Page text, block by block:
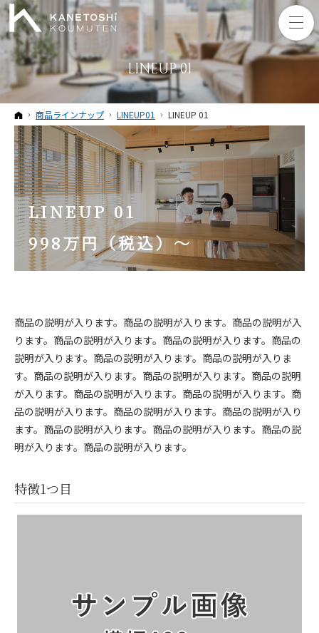
LINEUP 01
ホーム
商品ラインナップ LINEUP01 LINEUP 01
LINEUP 01
998万円（税込）～
商品の説明が入ります。商品の説明が入ります。商品の説明が入
ります。商品の説明が入ります。商品の説明が入ります。商品の
説明が入ります。商品の説明が入ります。商品の説明が入りま
す。商品の説明が入ります。商品の説明が入ります。商品の説明
が入ります。商品の説明が入ります。商品の説明が入ります。商
品の説明が入ります。商品の説明が入ります。商品の説明が入り
ます。商品の説明が入ります。商品の説明が入ります。商品の説
明が入ります。商品の説明が入ります。
特徴1つ目